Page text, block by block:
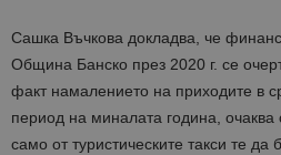
Сашка Въчкова докладва, че
Община Банско през 2020 г. се
факт намалението на приходите в
период на миналата година,
само от туристическите такси те